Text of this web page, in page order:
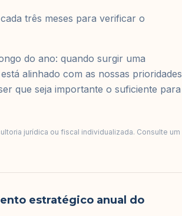
três meses para verificar o
do ano: quando surgir uma
alinhado com as nossas prioridades
que seja importante o suficiente para
jurídica ou fiscal individualizada. Consulte um
estratégico anual do